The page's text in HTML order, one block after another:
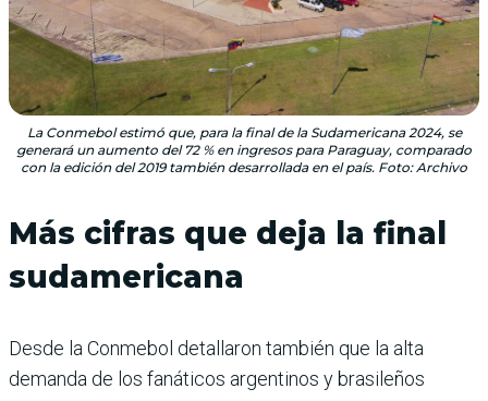
La Conmebol estimó que, para la final de la Sudamericana 2024, se
generará un aumento del 72 % en ingresos para Paraguay, comparado
con la edición del 2019 también desarrollada en el país. Foto: Archivo
Más cifras que deja la final
sudamericana
Desde la Conmebol detallaron también que la alta
demanda de los fanáticos argentinos y brasileños